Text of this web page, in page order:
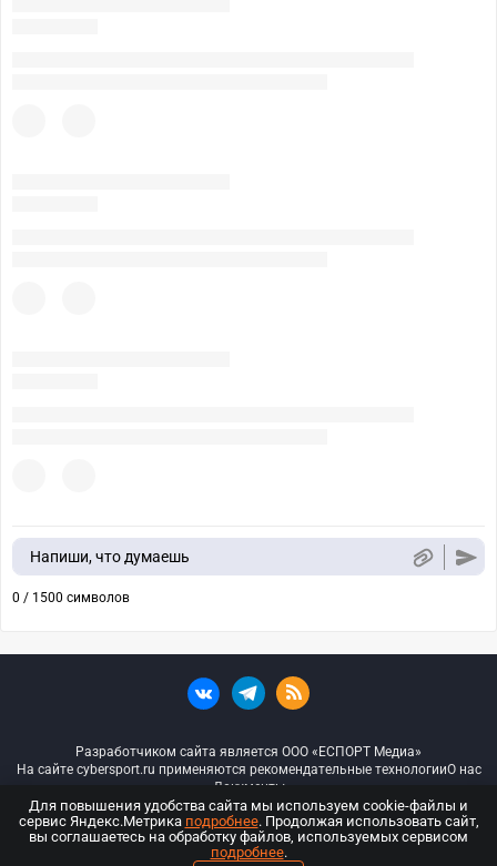
Напиши, что думаешь
0 / 1500 символов
Разработчиком сайта является ООО «ЕСПОРТ Медиа»
На сайте cybersport.ru применяются рекомендательные технологииО нас
Документы
© ООО «Киберспорт.ру» — Все права защищены
Для повышения удобства сайта мы используем cookie-файлы и
сервис Яндекс.Метрика подробнее. Продолжая использовать сайт,
вы соглашаетесь на обработку файлов, используемых сервисом
подробнее.